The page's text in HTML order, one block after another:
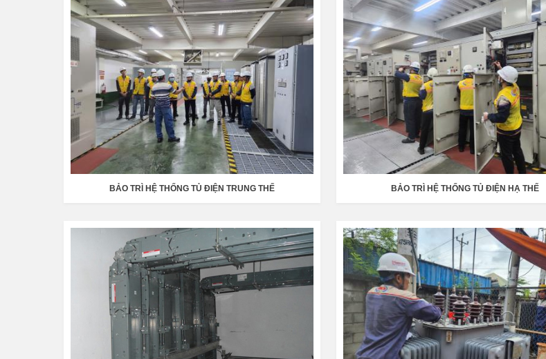
BẢO TRÌ HỆ THỐNG TỦ ĐIỆN TRUNG THẾ BẢO TRÌ HỆ THỐNG TỦ ĐIỆN HẠ THẾ